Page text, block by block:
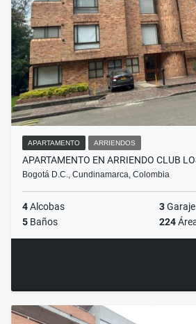
APARTAMENTO ARRIENDOS
APARTAMENTO EN ARRIENDO CLUB
Bogotá D.C., Cundinamarca, Colombia
4Alcobas 3Garaje
5 Baños 224